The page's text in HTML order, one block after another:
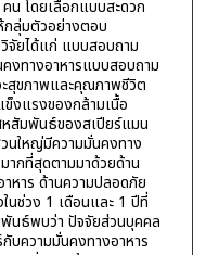
น โดยเลือกแบบสะดวก
กลุ่มตัวอย่างตอบ
จัยได้แก่ แบบสอบถาม
งทางอาหารแบบสอบถาม
สุขภาพและคุณภาพชีวิต
ข็งแรงของกล้ามเนื้อ
สัมพันธ์ของสเปียร์แมน
นใหญ่มีความมั่นคงทาง
ากที่สุดตามมาด้วยด้าน
หาร ด้านความปลอดภัย
นช่วง 1 เดือนและ 1 ปีที่
พันธ์พบว่า ปัจจัยส่วนบุคคล
บความมั่นคงทางอาหาร